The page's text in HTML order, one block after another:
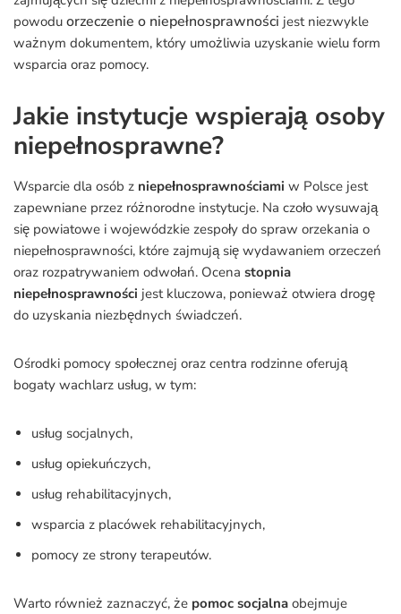
powodu orzeczenie o niepełnosprawności jest niezwykle
ważnym dokumentem, który umożliwia uzyskanie wielu form
wsparcia oraz pomocy.
Jakie instytucje wspierają osoby
niepełnosprawne?
Wsparcie dla osób z niepełnosprawnościami w Polsce jest
zapewniane przez różnorodne instytucje. Na czoło wysuwają
się powiatowe i wojewódzkie zespoły do spraw orzekania o
niepełnosprawności, które zajmują się wydawaniem orzeczeń
oraz rozpatrywaniem odwołań. Ocena stopnia
niepełnosprawności jest kluczowa, ponieważ otwiera drogę
do uzyskania niezbędnych świadczeń.
Ośrodki pomocy społecznej oraz centra rodzinne oferują
bogaty wachlarz usług, w tym:
usług socjalnych,
usług opiekuńczych,
usług rehabilitacyjnych,
wsparcia z placówek rehabilitacyjnych,
pomocy ze strony terapeutów.
Warto również zaznaczyć, że pomoc socjalna obejmuje